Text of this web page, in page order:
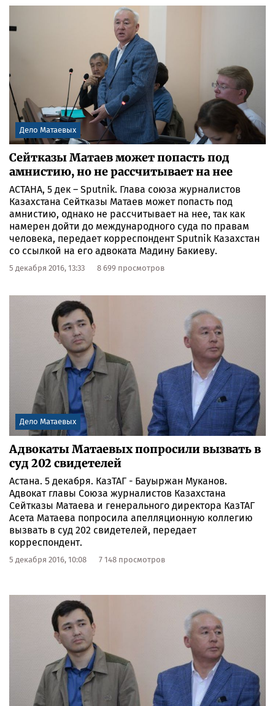
Дело Матаевых
Сейтказы Матаев может попасть под
амнистию, но не рассчитывает на нее
АСТАНА, 5 дек – Sputnik. Глава союза журналистов
Казахстана Сейтказы Матаев может попасть под
амнистию, однако не рассчитывает на нее, так как
намерен дойти до международного суда по правам
человека, передает корреспондент Sputnik Казахстан
со ссылкой на его адвоката Мадину Бакиеву.
5 декабря 2016, 13:33 8 699 просмотров
Дело Матаевых
Адвокаты Матаевых попросили вызвать в
суд 202 свидетелей
Астана. 5 декабря. КазТАГ - Бауыржан Муканов.
Адвокат главы Союза журналистов Казахстана
Сейтказы Матаева и генерального директора КазТАГ
Асета Матаева попросила апелляционную коллегию
вызвать в суд 202 свидетелей, передает
корреспондент.
5 декабря 2016, 10:08 7 148 просмотров